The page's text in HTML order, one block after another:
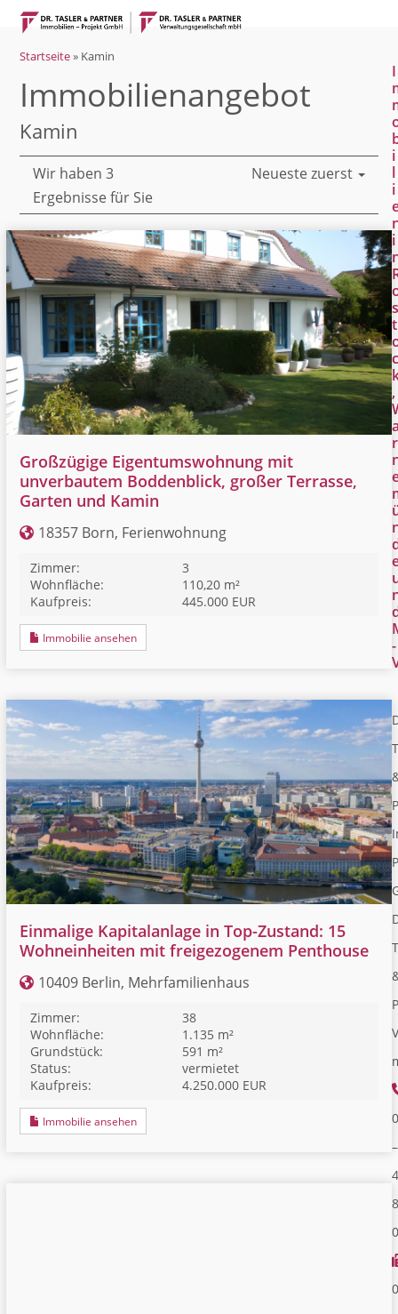
Skip
content
Open
mobile
menu
Close
mobile
menu
Startseite» Kamin
Immobilien­angebot
Kamin
Wir haben 3
Ergebnisse für Sie
Neueste zuerst
Großzügige Eigentumswohnung mit
unverbautem Boddenblick, großer Terrasse,
Garten und Kamin
18357 Born, Ferienwohnung
Zimmer:
3
Wohnfläche:
110,20 m²
Kaufpreis:
445.000 EUR
Immobilie ansehen
Einmalige Kapitalanlage in Top-Zustand: 15
Wohneinheiten mit freigezogenem Penthouse
10409 Berlin, Mehrfamilienhaus
Zimmer:
38
Wohnfläche:
1.135 m²
Grundstück:
591 m²
Status:
vermietet
Kaufpreis:
4.250.000 EUR
Immobilie ansehen
I
i
l
i
i
s
t
c
,
r
-
–
0